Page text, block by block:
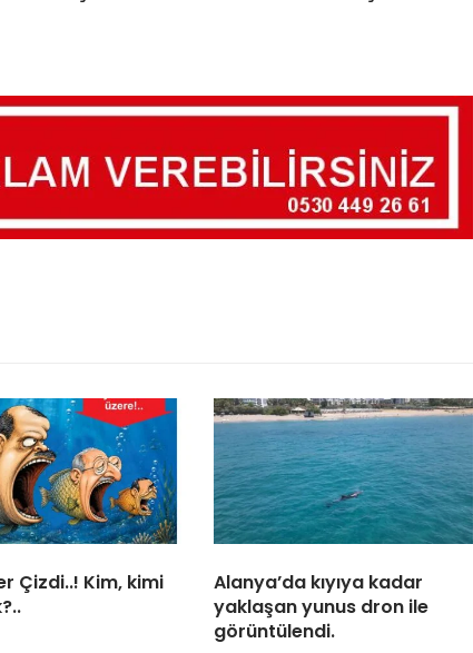
Çizdi..! Kim, kimi
Alanya’da kıyıya kadar
yaklaşan yunus dron ile
görüntülendi.